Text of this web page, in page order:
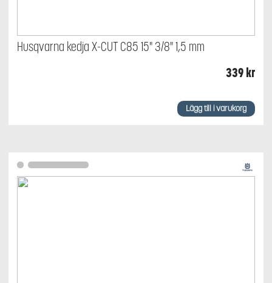
Husqvarna kedja X-CUT C85 15" 3/8" 1,5 mm
339kr
Lägg till i varukorg